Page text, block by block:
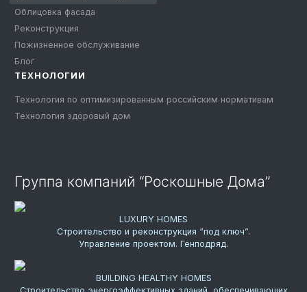
Облицовка фасада
Реконструкция
Пожизненное обслуживание
Блог
ТЕХНОЛОГИИ
Технология по оптимизированным российским нормативам
Технология здоровый дом
Группа компаний “Роскошные Дома”
LUXURY HOMES
Строительство и реконструкция “под ключ”.
Управление проектом. Генподряд.
BUILDING HEALTHY HOMES